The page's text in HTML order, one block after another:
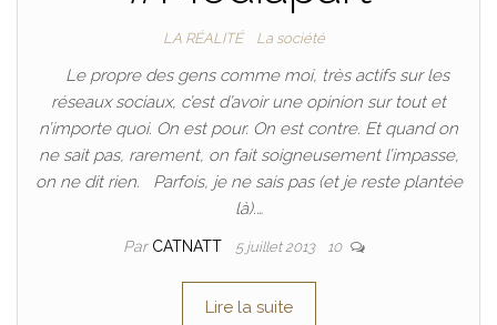
LA RÉALITÉ La société
Le propre des gens comme moi, très actifs sur les
réseaux sociaux, c’est d’avoir une opinion sur tout et
n’importe quoi. On est pour. On est contre. Et quand on
ne sait pas, rarement, on fait soigneusement l’impasse,
on ne dit rien. Parfois, je ne sais pas (et je reste plantée
là).…
Par CATNATT 5 juillet 2013 10
Lire la suite